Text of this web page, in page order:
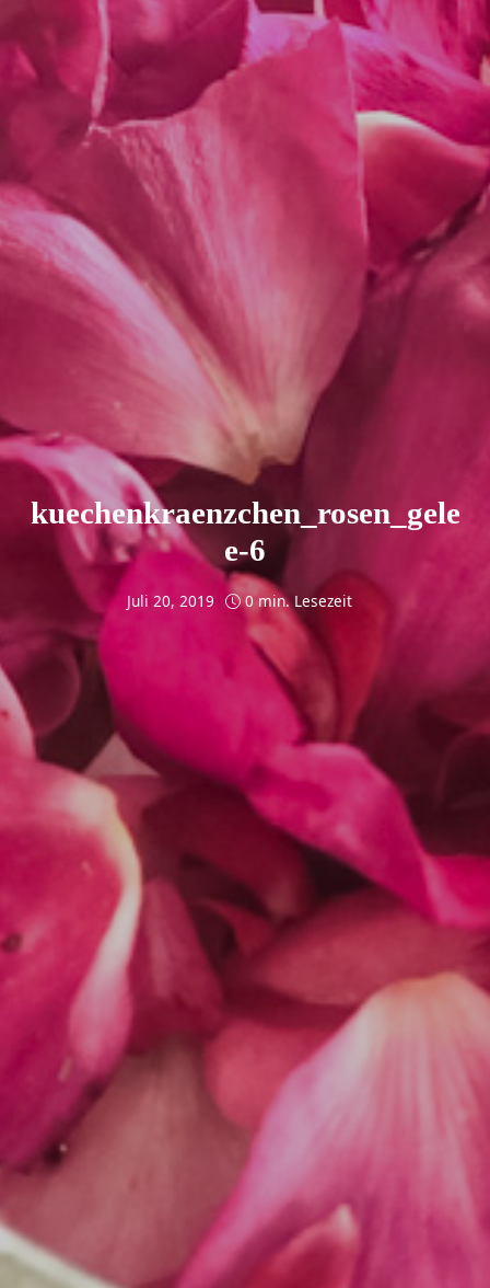
kuechenkraenzchen_rosen_gele
e-6
Juli 20, 2019 0 min. Lesezeit